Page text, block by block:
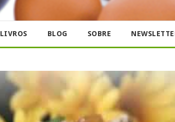
LIVROS BLOG SOBRE